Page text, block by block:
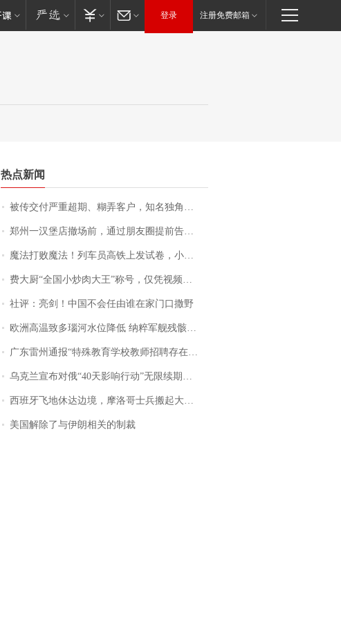
登录 注册免费邮箱
热点新闻
被传交付严重超期、糊弄客户，知名独角兽车企创始人回应：都没证据，将依法采取措施，“本人长期与美国交管局保持沟通，对方表示肯定”
郑州一汉堡店撤场前，通过朋友圈提前告知逐一退费，有顾客仅剩1元也全被退回，分文不少；顾客：言而有信，让人感动
魔法打败魔法！列车员高铁上发试卷，小朋友一秒静音，12306回应：列车员个人行为，不是铁路规定
费大厨“全国小炒肉大王”称号，仅凭视频评出？中国烹饪协会回应
社评：亮剑！中国不会任由谁在家门口撒野
欧洲高温致多瑙河水位降低 纳粹军舰残骸重见天日
广东雷州通报“特殊教育学校教师招聘存在违规行为”：已启动问责程序 副校长被停职
乌克兰宣布对俄“40天影响行动”无限续期，7月两国对轰数据均创纪录
西班牙飞地休达边境，摩洛哥士兵搬起大石块投向移民引争议，此前一天内数万人从摩洛哥涌入西班牙
美国解除了与伊朗相关的制裁